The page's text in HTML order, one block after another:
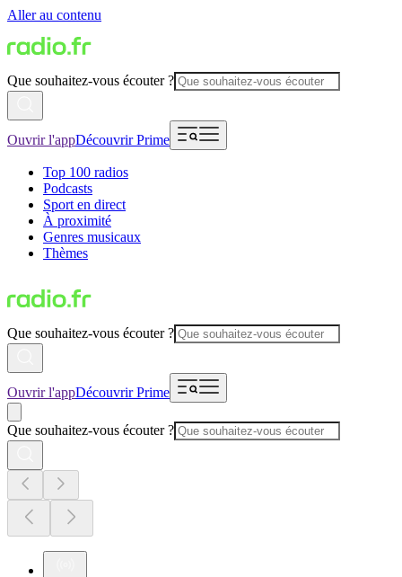
Aller au contenu
Que souhaitez-vous écouter ?
Ouvrir l'appDécouvrir Prime
Top 100 radios
Podcasts
Sport en direct
À proximité
Genres musicaux
Thèmes
Que souhaitez-vous écouter ?
Ouvrir l'appDécouvrir Prime
Que souhaitez-vous écouter ?